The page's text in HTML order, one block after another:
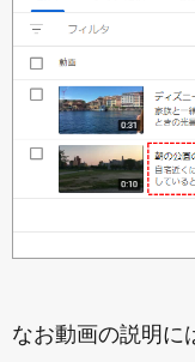
なお動画の説明に